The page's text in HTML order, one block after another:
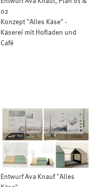
02
Konzept "Alles Käse" -
Käserei mit Hofladen und
Café
Entwurf Ava Knauf "Alles